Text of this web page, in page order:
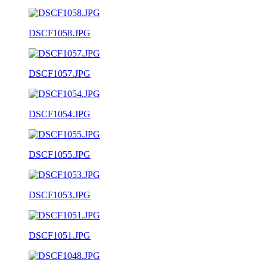
DSCF1058.JPG
DSCF1057.JPG
DSCF1054.JPG
DSCF1055.JPG
DSCF1053.JPG
DSCF1051.JPG